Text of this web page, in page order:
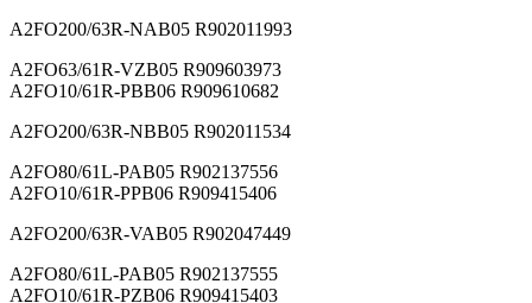
A2FO200/63R-NAB05 R902011993
A2FO63/61R-VZB05 R909603973
A2FO10/61R-PBB06 R909610682
A2FO200/63R-NBB05 R902011534
A2FO80/61L-PAB05 R902137556
A2FO10/61R-PPB06 R909415406
A2FO200/63R-VAB05 R902047449
A2FO80/61L-PAB05 R902137555
A2FO10/61R-PZB06 R909415403